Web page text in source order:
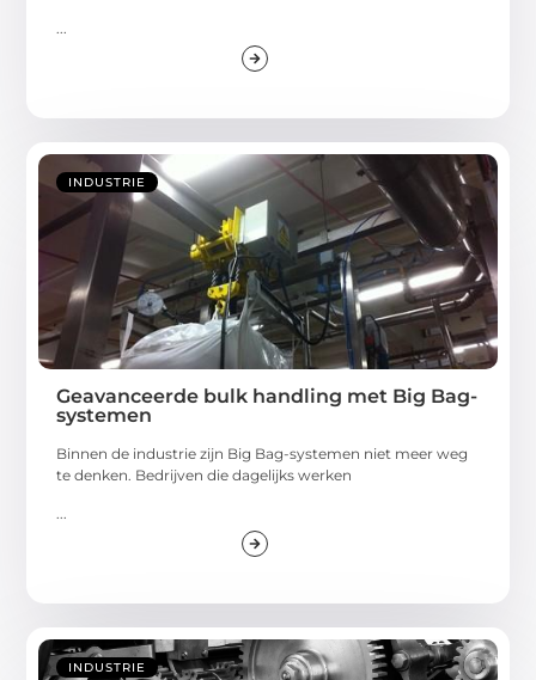
...
INDUSTRIE
Geavanceerde bulk handling met Big Bag-
systemen
Binnen de industrie zijn Big Bag-systemen niet meer weg
te denken. Bedrijven die dagelijks werken
...
INDUSTRIE